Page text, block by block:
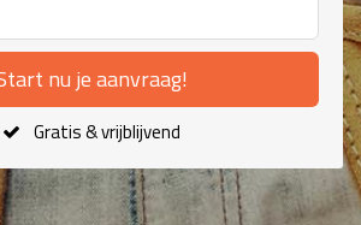
nu je aanvraag!
Gratis & vrijblijvend